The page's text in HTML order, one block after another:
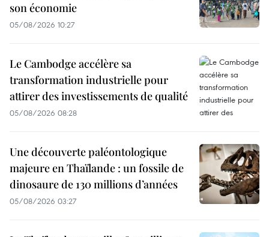
son économie
05/08/2026 10:27
Le Cambodge accélère sa
transformation industrielle pour
attirer des investissements de qualité
05/08/2026 08:28
Une découverte paléontologique
majeure en Thaïlande : un fossile de
dinosaure de 130 millions d’années
05/08/2026 03:27